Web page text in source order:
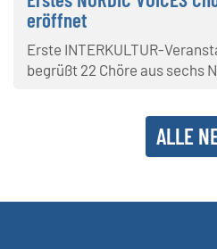
eröffnet
Erste INTERKULTUR-
begrüßt 22 Chöre aus sechs
ALLE